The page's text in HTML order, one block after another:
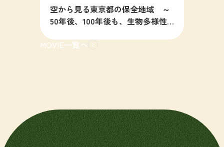
空から見る東京都の保全地域 ～
50年後、100年後も、生物多様性
MOVIE一覧へ